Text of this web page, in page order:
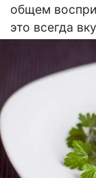
общем
это всегда